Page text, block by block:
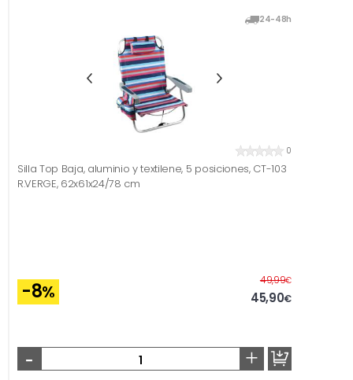
24-48h
0
Silla Top Baja, aluminio y textilene, 5 posiciones, CT-103
R.VERGE, 62x61x24/78 cm
-8%
49,99€Before
45,90€
- +